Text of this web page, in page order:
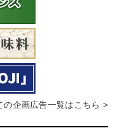
の企画広告一覧はこちら >